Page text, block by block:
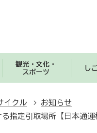
観光・文化・
スポーツ
し
イクル
お知らせ
る指定引取場所【日本通